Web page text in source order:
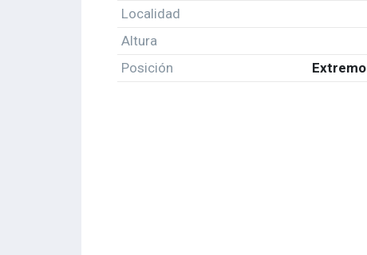
Localidad
Altura
Posición